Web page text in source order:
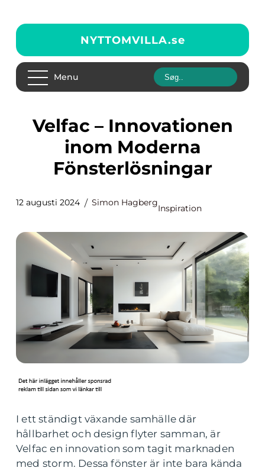
NYTTOMVILLA.se
Menu
Velfac – Innovationen
inom Moderna
Fönsterlösningar
12 augusti 2024 Simon Hagberg
Inspiration
I ett ständigt växande samhälle där
hållbarhet och design flyter samman, är
Velfac en innovation som tagit marknaden
med storm. Dessa fönster är inte bara kända